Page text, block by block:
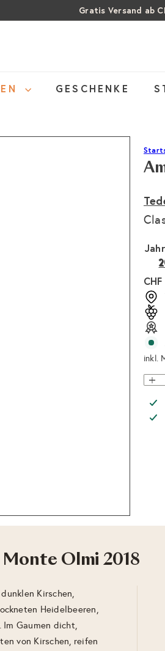
Pause
Gratis Versand ab
Über 15% Rabatt auf
SALE: Bis zu 40% auf
GESCHENKE
Preis
inkl.
Olmi 2018
Kirschen,
Heidelbeeren,
Im Gaumen dicht,
von Kirschen, reifen